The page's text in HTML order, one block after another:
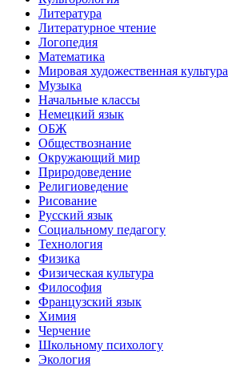
Литература
Литературное чтение
Логопедия
Математика
Мировая художественная культура
Музыка
Начальные классы
Немецкий язык
ОБЖ
Обществознание
Окружающий мир
Природоведение
Религиоведение
Рисование
Русский язык
Социальному педагогу
Технология
Физика
Физическая культура
Философия
Французский язык
Химия
Черчение
Школьному психологу
Экология